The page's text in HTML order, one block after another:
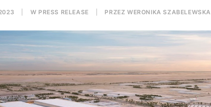
W PRESS RELEASE PRZEZWERONIKA SZABELEWSKA